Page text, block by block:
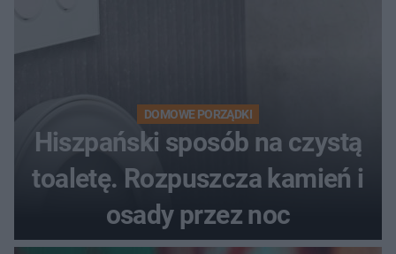
DOMOWE PORZĄDKI
Hiszpański sposób na czystą
toaletę. Rozpuszcza kamień i
osady przez noc